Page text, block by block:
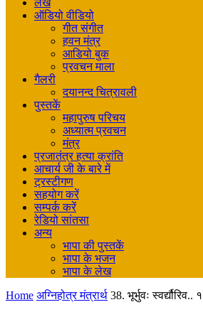
लेख
ऑडियो वीडियो
गीत संगीत
हवन मंत्र
आडियो बुक
प्रवचन माला
गैलरी
दयानन्द चित्रावली
पुस्तकें
महापुरुष परिचय
अध्यात्म प्रवचन
मंत्र
प्रजातंत्र हत्या क्रांति
आचार्य जी के बारे में
ट्रस्टीगण
सहयोग करें
सम्पर्क करें
रेडियो सांतसा
अन्य
भापा की पुस्तकें
भापा के भजन
भापा के लेख
Home अग्निहोत्र मंत्रार्थ 38. भूर्भुवः स्वर्द्यौरिव..